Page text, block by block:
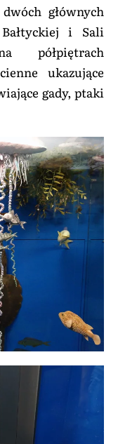
głównych
i Sali
półpiętrach
ukazujące
gady, ptaki